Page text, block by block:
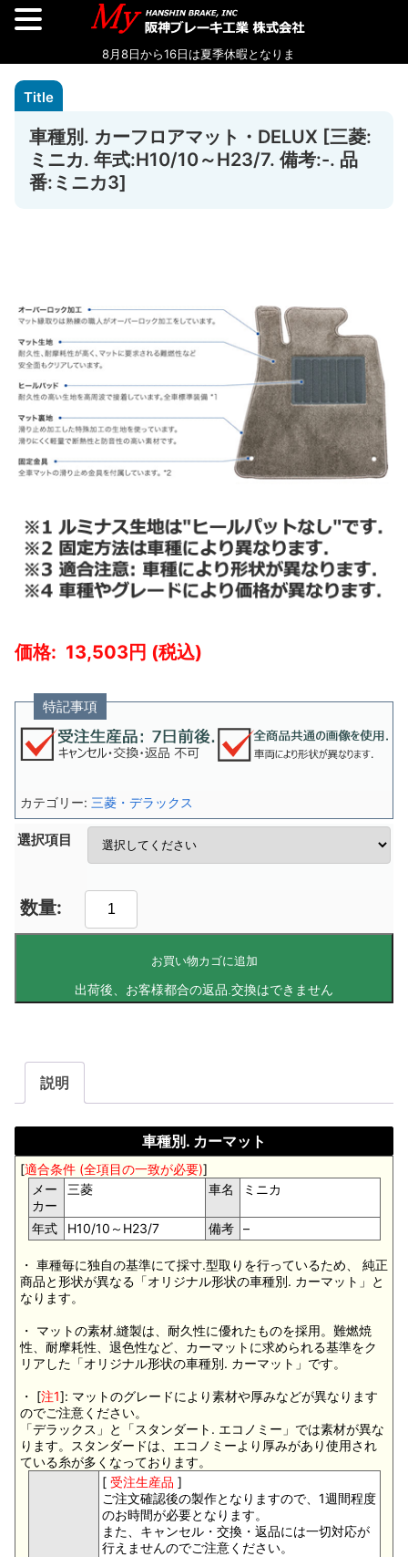
車種別. カーフロアマット・DELUX [三菱:
ミニカ. 年式:H10/10～H23/7. 備考:-. 品
番:ミニカ3]
13,503
特記事項
選択項目
お買い物カゴに追加
カテゴリー: 三菱・デラックス
説明
車種別. カーマット
[適合条件 (全項目の一致が必要)]
メー
カー
三菱 車名 ミニカ
年式 H10/10～H23/7 備考 –
・ 車種毎に独自の基準にて採寸.型取りを行っているため、 純正
商品と形状が異なる「オリジナル形状の車種別. カーマット」と
なります。
・ マットの素材.縫製は、耐久性に優れたものを採用。難燃焼
性、耐摩耗性、退色性など、カーマットに求められる基準をク
リアした「オリジナル形状の車種別. カーマット」です。
・ [注1]: マットのグレードにより素材や厚みなどが異なります
のでご注意ください。
「デラックス」と「スタンダート. エコノミー」では素材が異な
ります。スタンダードは、エコノミーより厚みがあり使用され
ている糸が多くなっております。
[ 受注生産品 ]
ご注文確認後の製作となりますので、1週間程度
のお時間が必要となります。
また、キャンセル・交換・返品には一切対応が
行えませんのでご注意ください。